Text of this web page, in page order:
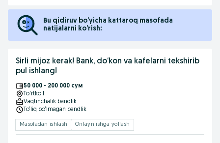
Bu qidiruv bo’yicha kattaroq masofada
natijalarni ko’rish:
Sirli mijoz kerak! Bank, do‘kon va kafelarni tekshirib
pul ishlang!
50 000 - 200 000 сум
To'rtko'l
Vaqtinchalik bandlik
To‘liq bo‘lmagan bandlik
Masofadan ishlash Onlayn ishga yollash